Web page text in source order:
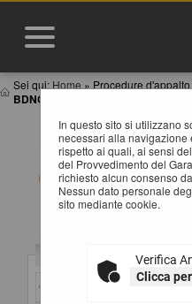
Sei qui: Home » Procedure
BDNCP
In questo sito si utilizzano
necessari alla navigazione
rispetto ai quali, ai sensi
del Provvedimento del
richiesto alcun consenso
Nessun dato personale
sito mediante cookie.
Verifica
Clicca
RIEPILOGO
Informazioni relative
affidati secondo il
Impostare un criterio
caso di estrazione di
tabella estratta e
orizzontale, si
CIG: